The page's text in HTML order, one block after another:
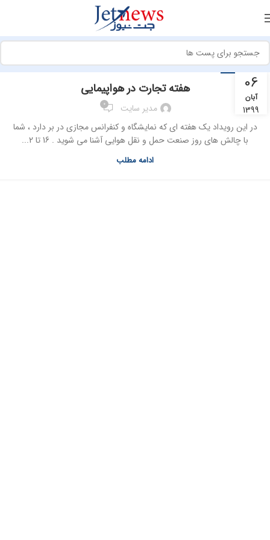
06
آبان
1399
رویدادها
هفته تجارت در هواپیمایی
مدیر سایت 0
در این رویداد یک هفته ای که نمایشگاه و کنفرانس مجازی در بر دارد ، شما
با چالش های روز صنعت حمل و نقل هوایی آشنا می شوید . 16 تا 2...
ادامه مطلب